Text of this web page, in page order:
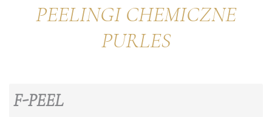
​PEELINGI CHEMICZNE
PURLES
F-PEEL